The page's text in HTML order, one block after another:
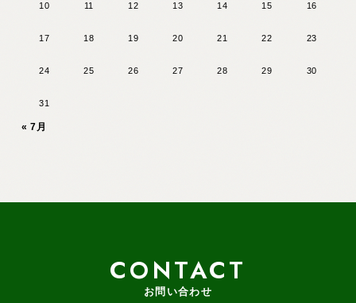
10 11 12 13 14 15 16
17 18 19 20 21 22 23
24 25 26 27 28 29 30
31
« 7月
CONTACT
お問い合わせ